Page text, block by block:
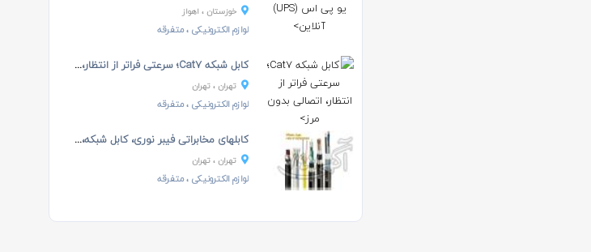
خوزستان، اهواز
لوازم الکترونیکی ، متفرقه
کابل شبکه Cat7؛ سرعتی فراتر از انتظار، اتصالی بدون...
تهران، تهران
لوازم الکترونیکی ، متفرقه
کابلهای مخابراتی فیبر نوری، کابل شبکه، کابل دراپ ن...
تهران، تهران
لوازم الکترونیکی ، متفرقه